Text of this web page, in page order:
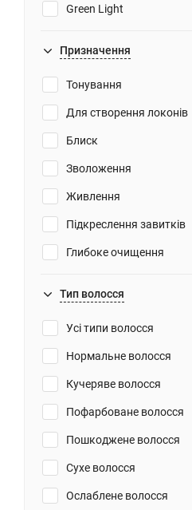
Green Light
Призначення
Тонування
Для створення локонів
Блиск
Зволоження
Живлення
Підкреслення завитків
Глибоке очищення
Очищення
Захист від сонця
Для об'єму
Проти посічених кінчиків
Cтайлінг
Фіксація
Зміцнення
Тип волосся
Усі типи волосся
Нормальне волосся
Кучеряве волосся
Пофарбоване волосся
Пошкоджене волосся
Сухе волосся
Ослаблене волосся